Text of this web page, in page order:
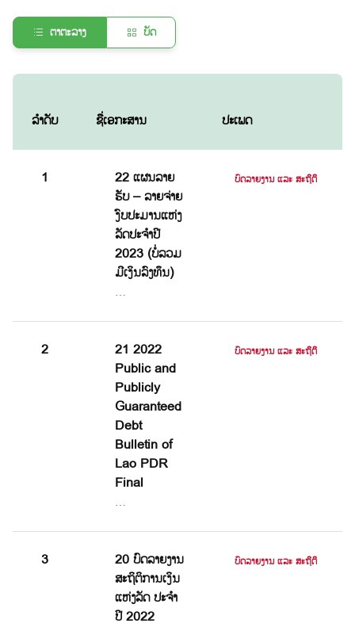
ຕາຕະລາງ ບັດ
ລຳດັບ ຊື່ເອກະສານ ປະເພດ
1
22 ແຜນລາຍ
ຮັບ – ລາຍຈ່າຍ
ງົບປະມານແຫ່ງ
ລັດປະຈຳປີ
2023 (ບໍ່ລວມ
ມີເງິນລົງທຶນ)
…
ບົດລາຍງານ ແລະ ສະຖິຕິ
2
21 2022
Public and
Publicly
Guaranteed
Debt
Bulletin of
Lao PDR
Final
…
ບົດລາຍງານ ແລະ ສະຖິຕິ
3
20 ບົດລາຍງານ
ສະຖິຕິການເງິນ
ແຫ່ງລັດ ປະຈໍາ
ປີ 2022
ບົດລາຍງານ ແລະ ສະຖິຕິ